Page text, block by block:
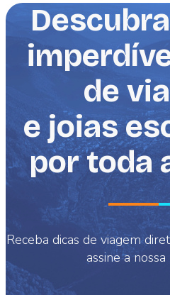
de
e joias
por toda
Receba dicas de viagem
assine a